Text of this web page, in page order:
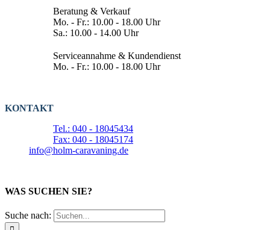
Beratung & Verkauf
Mo. - Fr.: 10.00 - 18.00 Uhr
Sa.: 10.00 - 14.00 Uhr
Serviceannahme & Kundendienst
Mo. - Fr.: 10.00 - 18.00 Uhr
KONTAKT
Tel.: 040 - 18045434
Fax: 040 - 18045174
info@holm-caravaning.de
WAS SUCHEN SIE?
Suche nach: